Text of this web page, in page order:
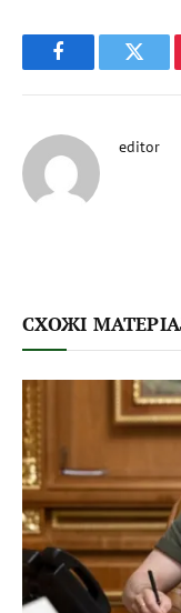
Facebook
editor
СХОЖІ